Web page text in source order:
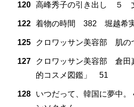
120 高峰秀子の引き出し ５
122 着物の時間 382 堀越希
125 クロワッサン美容部 肌
127
クロワッサン美容部 倉田
的コスメ図鑑」 51
128
いつだって、韓国に夢中